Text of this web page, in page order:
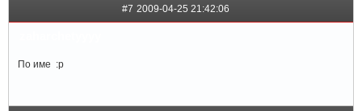
#7 2009-04-25 21:42:06
По име :p